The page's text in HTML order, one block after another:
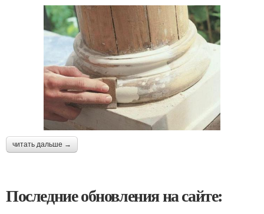
читать дальше →
Последние обновления на сайте: